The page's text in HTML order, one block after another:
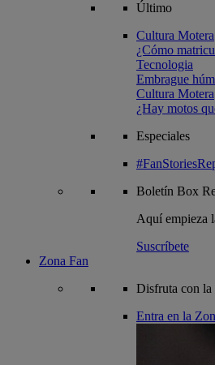
Último
Cultura Motera
¿Cómo
Tecnologia
Embrague
Cultura Motera
¿Hay motos
Especiales
Boletín Box
Aquí empieza
Suscríbete
Zona Fan
Disfruta con la
Entra en la